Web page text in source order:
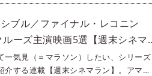
ミクがご紹介します。
ブル／ファイナル・レコニン
ーズ主演映画5選【週末シネマ
一気見（＝マラソン）したい、シリーズ
介する連載【週末シネマラン】。アマプ